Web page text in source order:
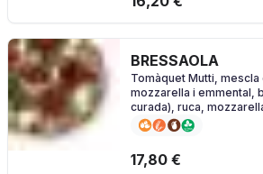
BRESSAOLA
Tomàquet Mutti,
mozzarella i emmental,
curada), ruca,
cherry i oli d'alfàbrega
17,80 €